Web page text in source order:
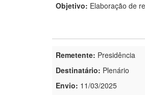
Objetivo: Elaboração de
Remetente: Presidência
Destinatário: Plenário
Envio: 11/03/2025